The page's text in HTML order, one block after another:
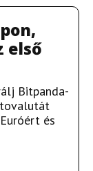
első
Bitpanda-
és